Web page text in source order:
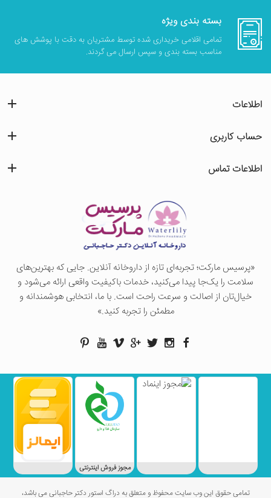
بسته بندی ویژه
تمامی اقلامی خریداری شده توسط مشتریان به دقت با پوشش های
مناسب بسته بندی و سپس ارسال می گردند.
«پرسيس ماركت؛ تجربه‌ای تازه از داروخانه آنلاین. جایی که بهترین‌های
سلامت را یک‌جا پیدا می‌کنید، خدمات باکیفیت واقعی ارائه می‌شود و
خیال‌تان از اصالت و سرعت راحت است. با ما، انتخابی هوشمندانه و
مطمئن را تجربه کنید.»
اطلاعات
حساب کاربری
اطلاعات تماس
مجوز فروش اینترنتی
تمامی حقوق این وب سایت محفوظ و متعلق به دراگ استور دکتر حاجبانی می باشد،